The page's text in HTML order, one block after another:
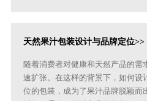
天然果汁包装设计与品牌定位>>
随着消费者对健康和天然产品的需
速扩张。在这样的背景下，如何设
位的包装，成为了果汁品牌脱颖而